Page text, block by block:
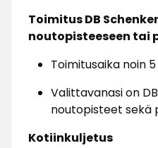
Toimitus DB
noutopisteeseen
Toimitusaika noin 5
Valittavanasi on
noutopisteet
Kotiinkuljetus